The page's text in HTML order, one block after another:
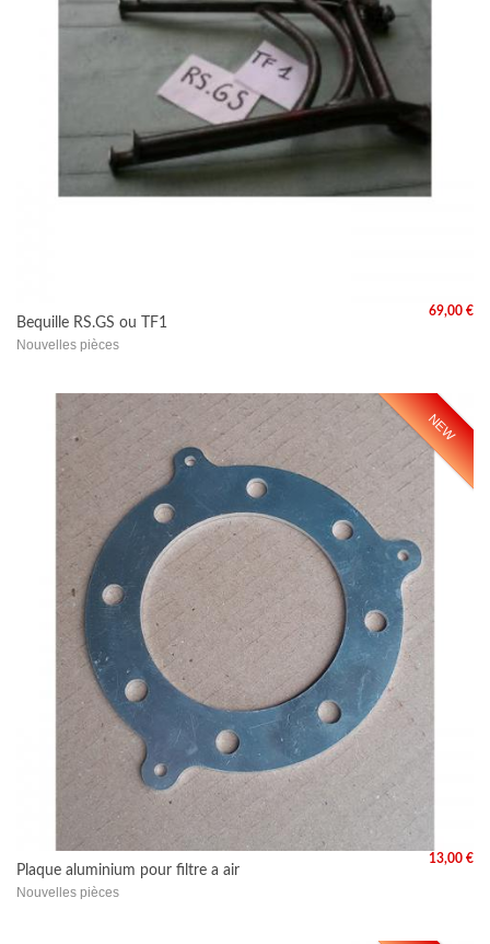
Bequille RS.GS ou TF1
Nouvelles pièces
69,00 €
NEW
Plaque aluminium pour filtre a air
Nouvelles pièces
13,00 €